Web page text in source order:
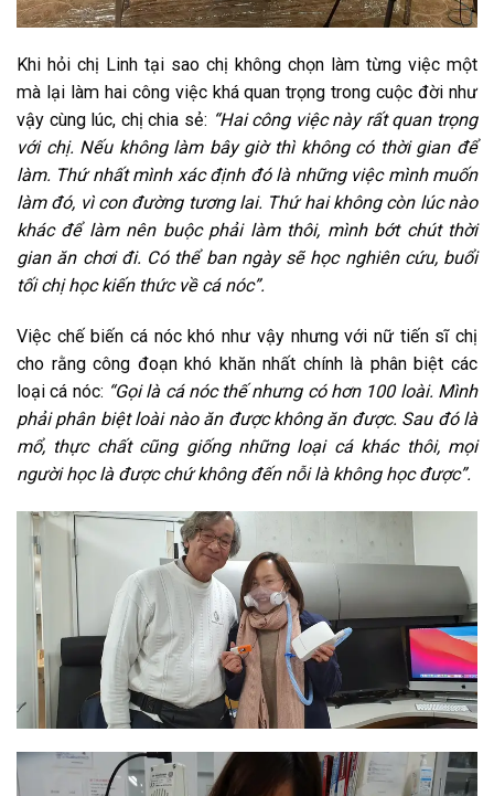
Khi hỏi chị Linh tại sao chị không chọn làm từng việc một
mà lại làm hai công việc khá quan trọng trong cuộc đời như
vậy cùng lúc, chị chia sẻ: “Hai công việc này rất quan trọng
với chị. Nếu không làm bây giờ thì không có thời gian để
làm. Thứ nhất mình xác định đó là những việc mình muốn
làm đó, vì con đường tương lai. Thứ hai không còn lúc nào
khác để làm nên buộc phải làm thôi, mình bớt chút thời
gian ăn chơi đi. Có thể ban ngày sẽ học nghiên cứu, buổi
tối chị học kiến thức về cá nóc”.
Việc chế biến cá nóc khó như vậy nhưng với nữ tiến sĩ chị
cho rằng công đoạn khó khăn nhất chính là phân biệt các
loại cá nóc: “Gọi là cá nóc thế nhưng có hơn 100 loài. Mình
phải phân biệt loài nào ăn được không ăn được. Sau đó là
mổ, thực chất cũng giống những loại cá khác thôi, mọi
người học là được chứ không đến nỗi là không học được”.